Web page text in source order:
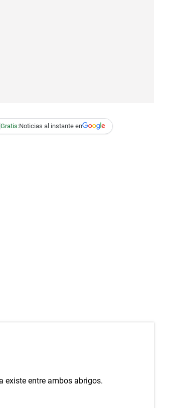
Gratis:Noticias al instante en